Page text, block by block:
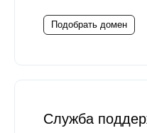
Подобрать домен
Служба